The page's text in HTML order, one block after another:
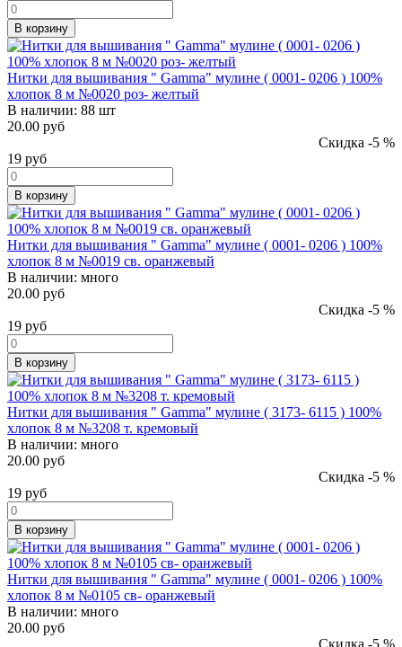
В корзину
Нитки для вышивания " Gamma" мулине ( 0001- 0206 ) 100%
хлопок 8 м №0020 роз- желтый
В наличии: 88 шт
20.00 руб
Скидка -5 %
19 руб
В корзину
Нитки для вышивания " Gamma" мулине ( 0001- 0206 ) 100%
хлопок 8 м №0019 св. оранжевый
В наличии: много
20.00 руб
Скидка -5 %
19 руб
В корзину
Нитки для вышивания " Gamma" мулине ( 3173- 6115 ) 100%
хлопок 8 м №3208 т. кремовый
В наличии: много
20.00 руб
Скидка -5 %
19 руб
В корзину
Нитки для вышивания " Gamma" мулине ( 0001- 0206 ) 100%
хлопок 8 м №0105 св- оранжевый
В наличии: много
20.00 руб
Скидка -5 %